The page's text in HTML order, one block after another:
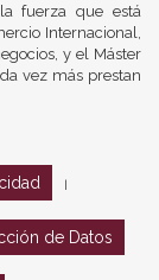
fuerza que está
Internacional,
y el Máster
vez más prestan
de Datos